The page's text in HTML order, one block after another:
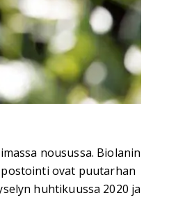
nousussa. Biolanin
ovat puutarhan
huhtikuussa 2020 ja